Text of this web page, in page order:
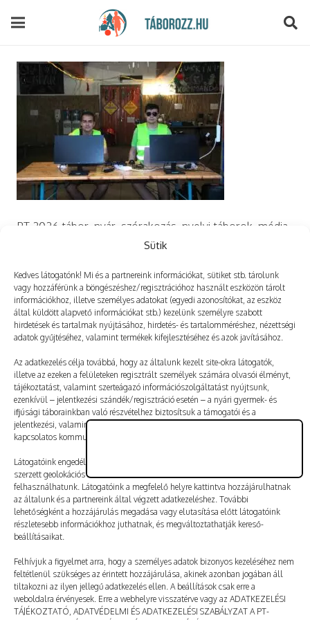
Sütik
Kedves látogatónk! Mi és a partnereink információkat, sütiket stb. tárolunk
vagy hozzáférünk a böngészéshez/regisztrációhoz használt eszközön tárolt
információkhoz, illetve személyes adatokat (egyedi azonosítókat, az eszköz
által küldött alapvető információkat stb.) kezelünk személyre szabott
hirdetések és tartalmak nyújtásához, hirdetés- és tartalomméréshez, nézettségi
adatok gyűjtéséhez, valamint termékek kifejlesztéséhez és azok javításához.
Az adatkezelés célja továbbá, hogy az általunk kezelt site-okra látogatók,
illetve az ezeken a felületeken regisztrált személyek számára olvasói élményt,
tájékoztatást, valamint szerteágazó információszolgáltatást nyújtsunk,
ezenkívül – jelentkezési szándék/regisztráció esetén – a nyári gyermek- és
ifjúsági táborainkban való részvételhez biztosítsuk a támogatói és a
jelentkezési, valamint a számlázási feltételeket és a táborszervezéssel
kapcsolatos kommunikációt.
Látogatóink engedélyével mi és a partnereink eszközleolvasásos módszerrel
szerzett geolokációs adatokat és azonosítási információkat is
felhasználhatunk. Látogatóink a megfelelő helyre kattintva hozzájárulhatnak
az általunk és a partnereink által végzett adatkezeléshez. További
lehetőségként a hozzájárulás megadása vagy elutasítása előtt látogatóink
részletesebb információkhoz juthatnak, és megváltoztathatják kereső-
beállításaikat.
Felhívjuk a figyelmet arra, hogy a személyes adatok bizonyos kezeléséhez nem
feltétlenül szükséges az érintett hozzájárulása, akinek azonban jogában áll
tiltakozni az ilyen jellegű adatkezelés ellen. A beállítások csak erre a
weboldalra érvényesek. Erre a webhelyre visszatérve vagy az ADATKEZELÉSI
TÁJÉKOZTATÓ, ADATVÉDELMI ÉS ADATKEZELÉSI SZABÁLYZAT A PT-
PT 2026 tábor, nyár, szórakozás, nyelvi táborok, média,
film, robotika, angoltábor, fotós tábor, sporttábor,
Vélemény, hozzászólás?
Az e-mail-címet nem tesszük közzé. A kötelező mezőket
*karakterrel jelöltük
A nevem, e-mail-címem, és weboldalcímem mentése
a böngészőben a következő hozzászólásomhoz.